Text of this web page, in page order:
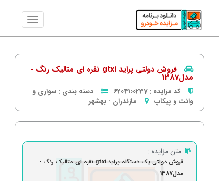
فروش دولتی پراید gtxi نقره ای متالیک رنگ -
مدل1387
کد مزایده : 6204100237 دسته بندی : سواری و
وانت و پیکاپ
مازندران - بهشهر
متن مزایده :
فروش دولتی یک دستگاه پراید gtxi نقره ای متالیک رنگ -
مدل1387